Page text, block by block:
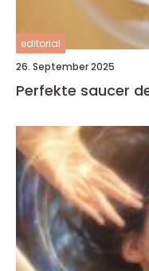
editorial
26. September 2025
Perfekte saucer